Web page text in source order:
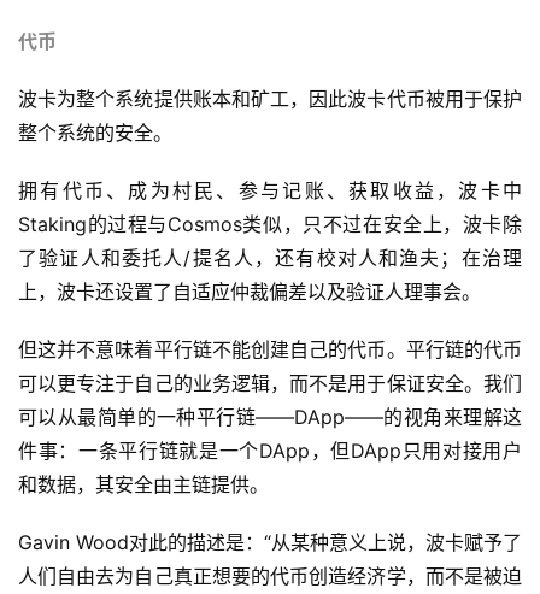
代币
波卡为整个系统提供账本和矿工，因此波卡代币被用于保护
整个系统的安全。
拥有代币、成为村民、参与记账、获取收益，波卡中
Staking的过程与Cosmos类似，只不过在安全上，波卡除
了验证人和委托人/提名人，还有校对人和渔夫；在治理
上，波卡还设置了自适应仲裁偏差以及验证人理事会。
但这并不意味着平行链不能创建自己的代币。平行链的代币
可以更专注于自己的业务逻辑，而不是用于保证安全。我们
可以从最简单的一种平行链——DApp——的视角来理解这
件事：一条平行链就是一个DApp，但DApp只用对接用户
和数据，其安全由主链提供。
Gavin Wood对此的描述是：“从某种意义上说，波卡赋予了
人们自由去为自己真正想要的代币创造经济学，而不是被迫